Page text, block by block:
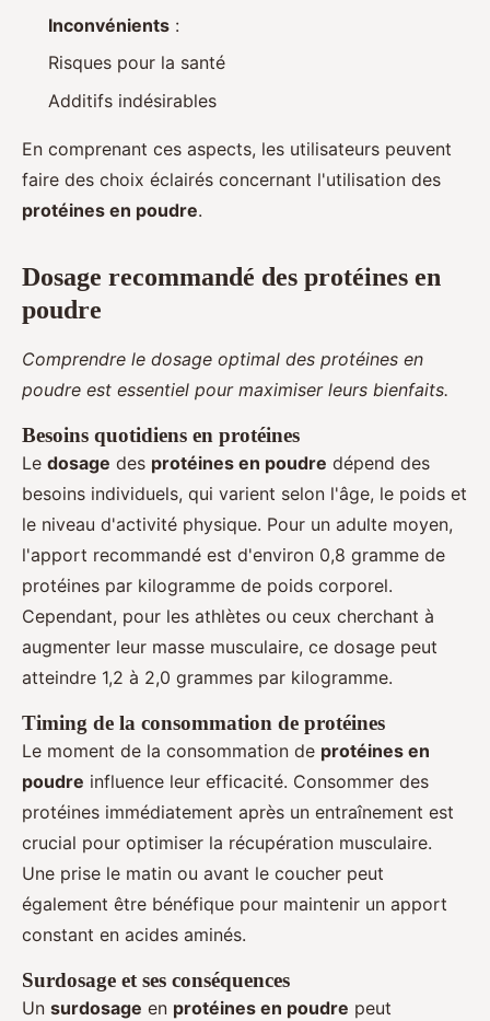
Inconvénients :
Risques pour la santé
Additifs indésirables
En comprenant ces aspects, les utilisateurs peuvent
faire des choix éclairés concernant l'utilisation des
protéines en poudre.
Dosage recommandé des protéines en
poudre
Comprendre le dosage optimal des protéines en
poudre est essentiel pour maximiser leurs bienfaits.
Besoins quotidiens en protéines
Le dosage des protéines en poudre dépend des
besoins individuels, qui varient selon l'âge, le poids et
le niveau d'activité physique. Pour un adulte moyen,
l'apport recommandé est d'environ 0,8 gramme de
protéines par kilogramme de poids corporel.
Cependant, pour les athlètes ou ceux cherchant à
augmenter leur masse musculaire, ce dosage peut
atteindre 1,2 à 2,0 grammes par kilogramme.
Timing de la consommation de protéines
Le moment de la consommation de protéines en
poudre influence leur efficacité. Consommer des
protéines immédiatement après un entraînement est
crucial pour optimiser la récupération musculaire.
Une prise le matin ou avant le coucher peut
également être bénéfique pour maintenir un apport
constant en acides aminés.
Surdosage et ses conséquences
Un surdosage en protéines en poudre peut